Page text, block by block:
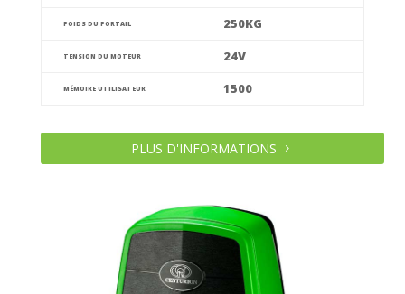
POIDS DU PORTAIL 250KG
TENSION DU MOTEUR 24V
MÉMOIRE UTILISATEUR 1500
PLUS D'INFORMATIONS